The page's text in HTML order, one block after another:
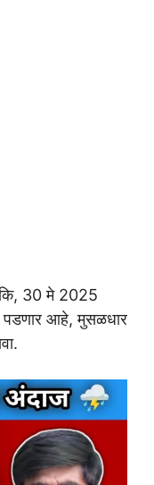
कि, 30 मे 2025
पडणार आहे, मुसळधार